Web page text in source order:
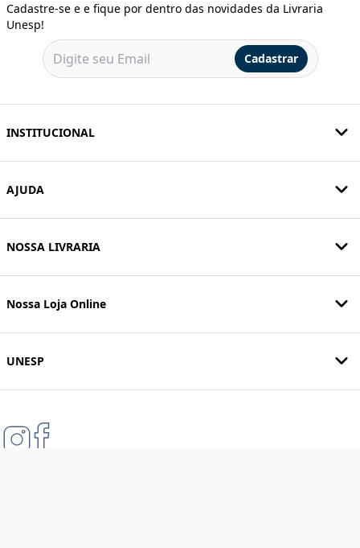
Cadastre-se e e fique por dentro das novidades da Livraria
Unesp!
Cadastrar
INSTITUCIONAL
AJUDA
NOSSA LIVRARIA
Nossa Loja Online
UNESP